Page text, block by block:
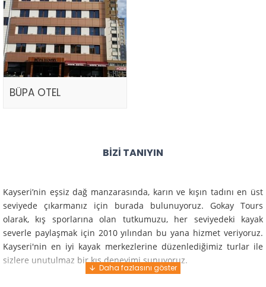
BÜPA OTEL
BIZI TANIYIN
Kayseri’nin eşsiz dağ manzarasında, karın ve kışın tadını en üst
seviyede çıkarmanız için burada bulunuyoruz. Gokay Tours
olarak, kış sporlarına olan tutkumuzu, her seviyedeki kayak
severle paylaşmak için 2010 yılından bu yana hizmet veriyoruz.
Kayseri'nin en iyi kayak merkezlerine düzenlediğimiz turlar ile
sizlere unutulmaz bir kış deneyimi sunuyoruz.